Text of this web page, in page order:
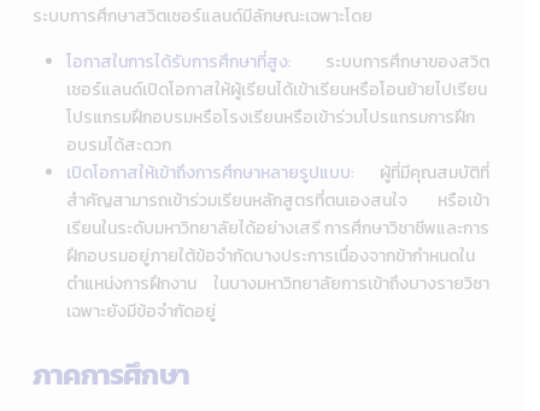
ระบบการศึกษาสวิตเซอร์แลนด์มีลักษณะเฉพาะโดย
โอกาสในการได้รับการศึกษาที่สูง: ระบบการศึกษาของสวิต
เซอร์แลนด์เปิดโอกาสให้ผู้เรียนได้เข้าเรียนหรือโอนย้ายไปเรียน
โปรแกรมฝึกอบรมหรือโรงเรียนหรือเข้าร่วมโปรแกรมการฝึก
อบรมได้สะดวก
เปิดโอกาสให้เข้าถึงการศึกษาหลายรูปแบบ: ผู้ที่มีคุณสมบัติที่
สำคัญสามารถเข้าร่วมเรียนหลักสูตรที่ตนเองสนใจ หรือเข้า
เรียนในระดับมหาวิทยาลัยได้อย่างเสรี การศึกษาวิชาชีพและการ
ฝึกอบรมอยู่ภายใต้ข้อจำกัดบางประการเนื่องจากข้ากำหนดใน
ตำแหน่งการฝึกงาน ในบางมหาวิทยาลัยการเข้าถึงบางรายวิชา
เฉพาะยังมีข้อจำกัดอยู่
ภาคการศึกษา